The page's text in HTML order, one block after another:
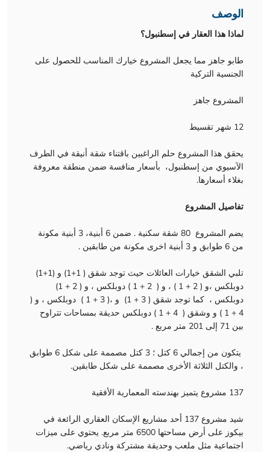
الوصف
لماذا هذا العقار في إسطنبول؟
طابو جاهز مما يجعل المشروع خيارك المناسب للحصول على
الجنسية التركية
المشروع جاهز
12 شهر تقسيط
يحقق هذا المشروع حلم الراغبين باقتناء شقة أنيقة في الطرف
الآسيوي من إسطنبول، بأسعار منافسة ضمن منطقة معروفة
بغلاء أسعارها.
تفاصيل المشروع
يضم المشروع 80 شقة سكنية . ضمن 6 أبنية، 3 أبنية مكونة
من 6 طوابق و 3 أبنية اخرى مكونة من طابقين .
تلبي الشقق خيارات العائلات حيث توجد شقق ( 1+1) و (1+1)
دوبلكس ،و ( 2 + 1 ) ، و ( 2 + 1 ) دوبلكس ، و ( 2 + 1)
دوبلكس ، كما توجد شقق ( 3 + 1) و ،( 3 + 1 ) دوبلكس ، و (
4 + 1 ) و وشقق ( 4 + 1 ) دوبلكس حديقة بمساحات تتراوح
بين 71 إلى 201 متر مربع .
يتكون من إجمالي 6 كتل ؛ 3 كتل مصممة على شكل 6 طوابق
، والكتل الثلاثة الأخرى مصممة على شكل طابقين.
137 مشروع يتميز بهندسته المعمارية الأفقية
شيد مشروع 137 أحد مشاريع الإسكان العقاري الرائعة في
بيكوز على أرض مساحتها 6500 متر مربع. يحتوي على ميزات
اجتماعية مثل ملعب وحديقة مشتركة ونادي رياضي.